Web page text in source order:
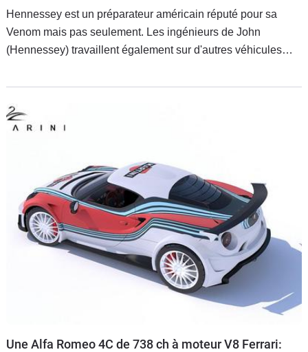
Hennessey est un préparateur américain réputé pour sa
Venom mais pas seulement. Les ingénieurs de John
(Hennessey) travaillent également sur d'autres véhicules
VelociRaptor 600 repose sur le nouveau Ford F-150 et offrira
évident 600 bhp soit 608 ch.
Une Alfa Romeo 4C de 738 ch à moteur V8 Ferrari: